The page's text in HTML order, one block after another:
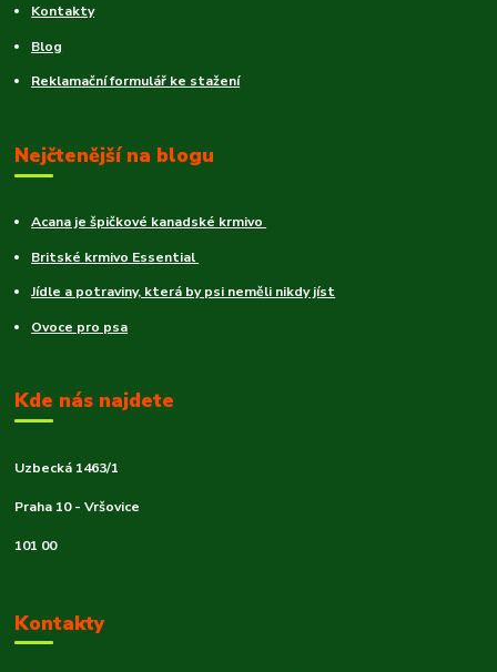
Kontakty
Blog
Reklamační formulář ke stažení
Nejčtenější na blogu
Acana je špičkové kanadské krmivo
Britské krmivo Essential
Jídle a potraviny, která by psi neměli nikdy jíst
Ovoce pro psa
Kde nás najdete
Uzbecká 1463/1
Praha 10 - Vršovice
101 00
Kontakty